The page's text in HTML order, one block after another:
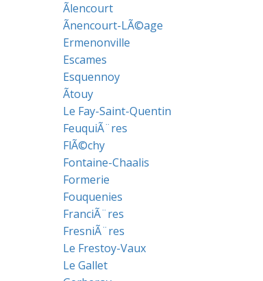
Ãlencourt
Ãnencourt-LÃ©age
Ermenonville
Escames
Esquennoy
Ãtouy
Le Fay-Saint-Quentin
FeuquiÃ¨res
FlÃ©chy
Fontaine-Chaalis
Formerie
Fouquenies
FranciÃ¨res
FresniÃ¨res
Le Frestoy-Vaux
Le Gallet